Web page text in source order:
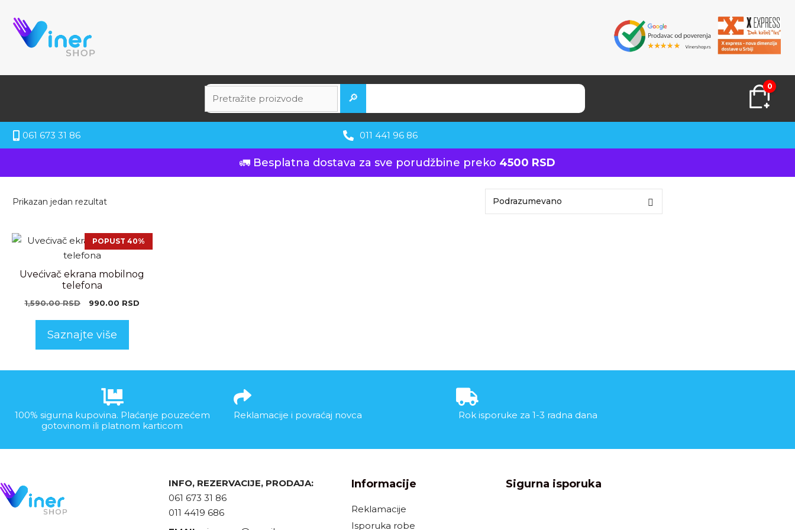
🔎
0
061 673 31 86 011 441 96 86
🚛 Besplatna dostava za sve porudžbine preko 4500 RSD
Prikazan jedan rezultat
POPUST 40%
Uvećivač ekrana mobilnog
telefona
1,590.00RSD 990.00 RSD
Saznajte više
100% sigurna kupovina. Plaćanje pouzećem
gotovinom ili platnom karticom
Reklamacije i povraćaj novca Rok isporuke za 1-3 radna dana
INFO, REZERVACIJE, PRODAJA:
061 673 31 86
011 4419 686
Informacije
Reklamacije
Isporuka robe
Sigurna isporuka